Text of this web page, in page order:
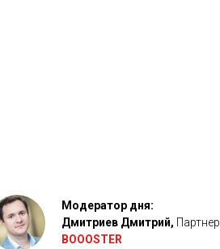
Модератор дня:
Дмитриев Дмитрий, Партнер
BOOOSTER